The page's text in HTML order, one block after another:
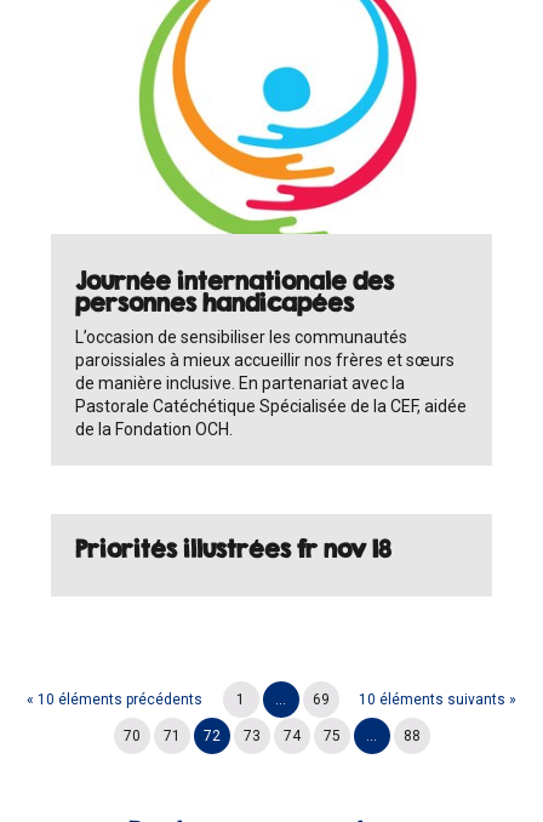
Journée internationale des
personnes handicapées
L’occasion de sensibiliser les communautés
paroissiales à mieux accueillir nos frères et sœurs
de manière inclusive. En partenariat avec la
Pastorale Catéchétique Spécialisée de la CEF, aidée
de la Fondation OCH.
Priorités illustrées fr nov 18
« 10 éléments précédents 10 éléments suivants »
1 ... 69
70 71 72 73 74 75 ... 88